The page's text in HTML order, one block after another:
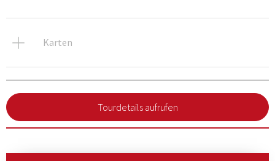
Karten
Tourdetails aufrufen